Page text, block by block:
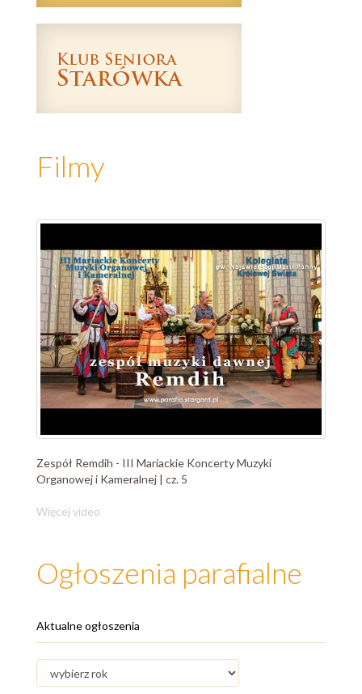
Filmy
Zespół Remdih - III Mariackie Koncerty Muzyki
Organowej i Kameralnej | cz. 5
Więcej video
Ogłoszenia parafialne
Aktualne ogłoszenia